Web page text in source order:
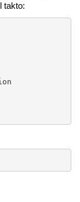
takto: